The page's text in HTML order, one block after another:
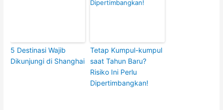
5 Destinasi Wajib
Dikunjungi di Shanghai
Tetap Kumpul-kumpul
saat Tahun Baru?
Risiko Ini Perlu
Dipertimbangkan!